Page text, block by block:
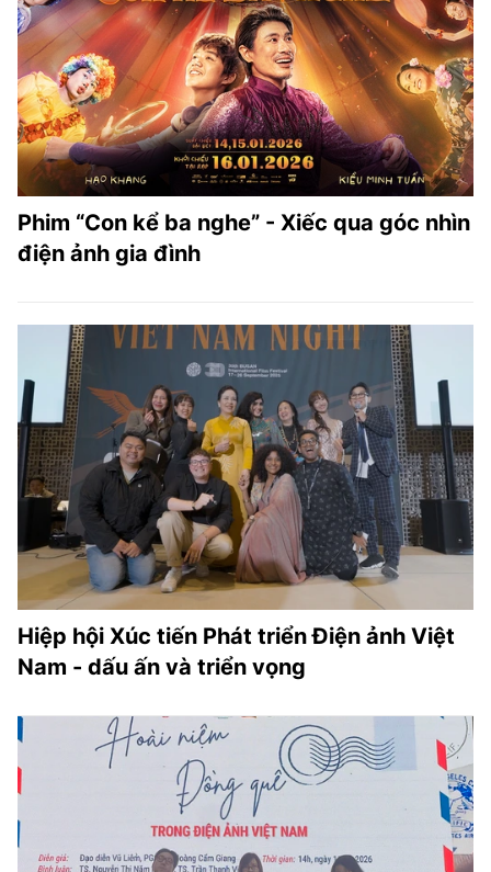
Phim “Con kể ba nghe” - Xiếc qua góc nhìn
điện ảnh gia đình
Hiệp hội Xúc tiến Phát triển Điện ảnh Việt
Nam - dấu ấn và triển vọng